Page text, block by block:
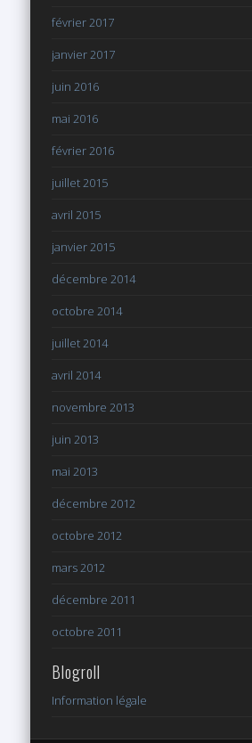
février 2017
janvier 2017
juin 2016
mai 2016
février 2016
juillet 2015
avril 2015
janvier 2015
décembre 2014
octobre 2014
juillet 2014
avril 2014
novembre 2013
juin 2013
mai 2013
décembre 2012
octobre 2012
mars 2012
décembre 2011
octobre 2011
Blogroll
Information légale